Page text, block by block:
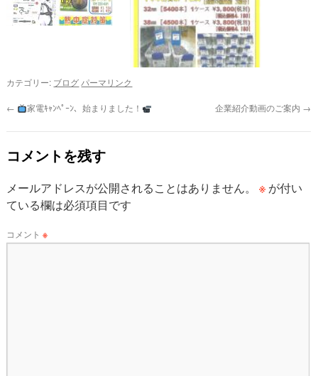
カテゴリー: ブログ パーマリンク
← 家電ｷｬﾝﾍﾟｰﾝ、始まりました！ 企業紹介動画のご案内 →
コメントを残す
メールアドレスが公開されることはありません。 ※ が付い
ている欄は必須項目です
コメント※